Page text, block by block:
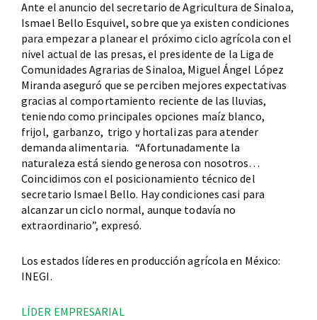
Ante el anuncio del secretario de Agricultura de Sinaloa,
Ismael Bello Esquivel, sobre que ya existen condiciones
para empezar a planear el próximo ciclo agrícola con el
nivel actual de las presas, el presidente de la Liga de
Comunidades Agrarias de Sinaloa, Miguel Ángel López
Miranda aseguró que se perciben mejores expectativas
gracias al comportamiento reciente de las lluvias,
teniendo como principales opciones maíz blanco,
frijol, garbanzo, trigo y hortalizas para atender
demanda alimentaria. “Afortunadamente la
naturaleza está siendo generosa con nosotros…
Coincidimos con el posicionamiento técnico del
secretario Ismael Bello. Hay condiciones casi para
alcanzar un ciclo normal, aunque todavía no
extraordinario”, expresó.
Los estados líderes en producción agrícola en México:
INEGI.
LÍDER EMPRESARIAL